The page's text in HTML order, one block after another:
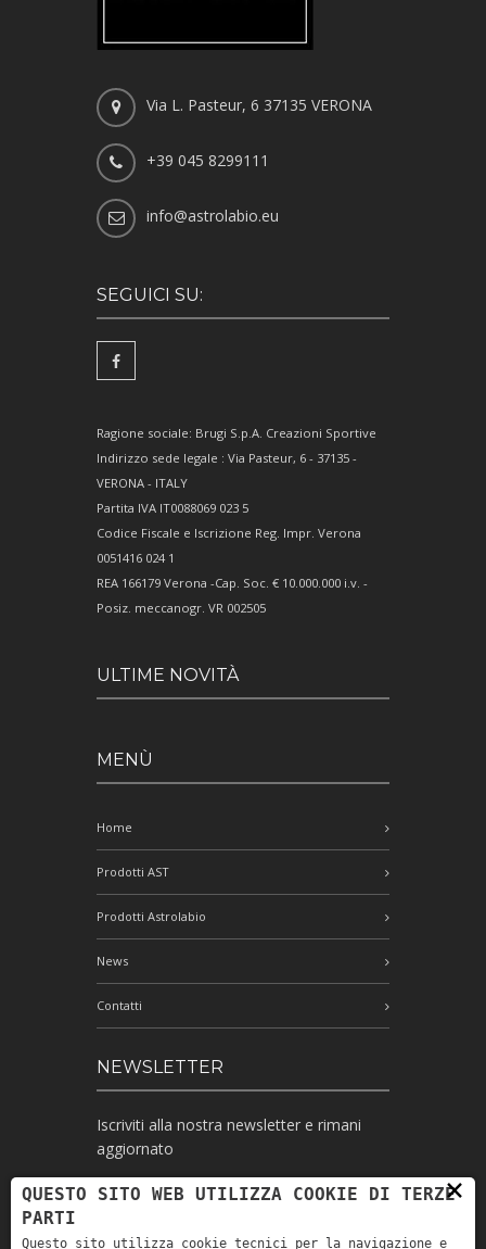
Via L. Pasteur, 6 37135 VERONA
+39 045 8299111
info@astrolabio.eu
SEGUICI SU:
Ragione sociale: Brugi S.p.A. Creazioni Sportive
Indirizzo sede legale : Via Pasteur, 6 - 37135 -
VERONA - ITALY
Partita IVA IT0088069 023 5
Codice Fiscale e Iscrizione Reg. Impr. Verona
0051416 024 1
REA 166179 Verona -Cap. Soc. € 10.000.000 i.v. -
Posiz. meccanogr. VR 002505
ULTIME NOVITÀ
MENÙ
Home
Prodotti AST
Prodotti Astrolabio
News
Contatti
NEWSLETTER
Iscriviti alla nostra newsletter e rimani
aggiornato
Ho letto l'informativa e autorizzo il
×
QUESTO SITO WEB UTILIZZA COOKIE DI TERZE
PARTI
Questo sito utilizza cookie tecnici per la navigazione e